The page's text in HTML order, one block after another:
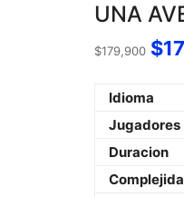
UNA
$179,900 $
Idioma
Jugadores
Duracion